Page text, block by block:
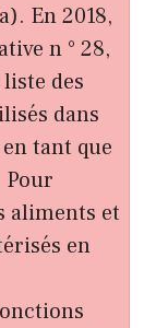
En 2018,
n ° 28,
des
dans
tant que
Pour
aliments et
en